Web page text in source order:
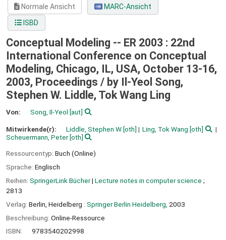
Normale Ansicht
MARC-Ansicht
ISBD
Conceptual Modeling -- ER 2003 : 22nd
International Conference on Conceptual
Modeling, Chicago, IL, USA, October 13-16,
2003, Proceedings / by Il-Yeol Song,
Stephen W. Liddle, Tok Wang Ling
Von: Song, Il-Yeol [aut]
Mitwirkende(r): Liddle, Stephen W[oth] Ling, Tok Wang [oth]
Scheuermann, Peter[oth]
Ressourcentyp: Buch (Online)
Sprache: Englisch
Reihen: SpringerLink Bücher| Lecture notes in computer science ;
2813
Verlag: Berlin, Heidelberg : Springer Berlin Heidelberg, 2003
Beschreibung: Online-Ressource
ISBN:
9783540202998